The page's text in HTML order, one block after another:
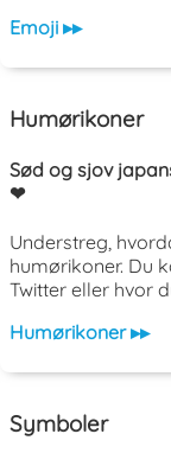
Emoji ▸▸
Humørikoner
Sød og sjov
❤
Understreg,
humørikoner. Du
Twitter eller hvor
Humørikoner ▸▸
Symboler